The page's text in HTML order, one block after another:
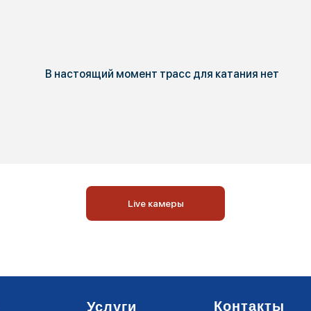
В настоящий момент трасс для катания нет
Live камеры
Контакты
Услуги